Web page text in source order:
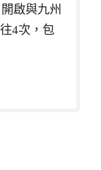
啟與九州
4次，包